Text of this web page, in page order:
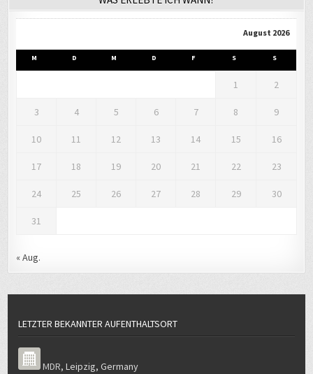
August 2026
M D M D F S S
1 2
3 4 5 6 7 8 9
10 11 12 13 14 15 16
17 18 19 20 21 22 23
24 25 26 27 28 29 30
31
« Aug.
LETZTER BEKANNTER AUFENTHALTSORT
MDR,Leipzig,Germany